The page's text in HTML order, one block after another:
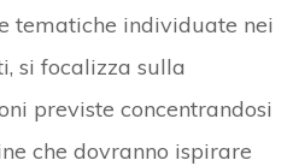
tematiche individuate nei
si focalizza sulla
previste concentrandosi
che dovranno ispirare